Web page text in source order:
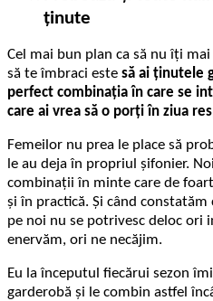
ținute
Cel mai bun plan ca să nu îți
să te îmbraci este să ai ținutele
perfect combinația în care se
care ai vrea să o porți în ziua
Femeilor nu prea le place să
le au deja în propriul șifonier.
combinații în minte care de
și în practică. Și când
pe noi nu se potrivesc deloc ori
enervăm, ori ne necăjim.
Eu la începutul fiecărui sezon
garderobă și le combin astfel